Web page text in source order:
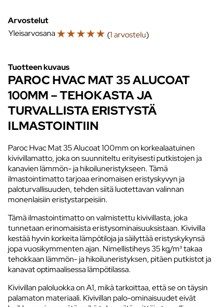
Arvostelut
Yleisarvosana☆☆☆☆☆ (1 arvostelu)
Tuotteen kuvaus
PAROC HVAC MAT 35 ALUCOAT
100MM – TEHOKASTA JA
TURVALLISTA ERISTYSTÄ
ILMASTOINTIIN
Paroc Hvac Mat 35 Alucoat 100mm on korkealaatuinen
kivivillamatto, joka on suunniteltu erityisesti putkistojen ja
kanavien lämmön- ja hikoiluneristykseen. Tämä
ilmastointimatto tarjoaa erinomaisen eristyskyvyn ja
paloturvallisuuden, tehden siitä luotettavan valinnan
monenlaisiin eristystarpeisiin.
Tämä ilmastointimatto on valmistettu kivivillasta, joka
tunnetaan erinomaisista eristysominaisuuksistaan. Kivivilla
kestää hyvin korkeita lämpötiloja ja säilyttää eristyskykynsä
jopa vuosikymmenten ajan. Nimellistiheys 35 kg/m³ takaa
tehokkaan lämmön- ja hikoiluneristyksen, pitäen putkistot ja
kanavat optimaalisessa lämpötilassa.
Kivivillan paloluokka on A1, mikä tarkoittaa, että se on täysin
palamaton materiaali. Kivivillan palo-ominaisuudet eivät